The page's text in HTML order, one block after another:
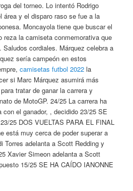
del torneo. Lo intentó Rodrigo
área y el disparo raso se fue a la
Moncayola tiene que buscar el
reza la camiseta conmemorativa que
Saludos cordiales. Márquez celebra a
sería campeón en estos
camisetas futbol 2022 la
si Marc Márquez asumirá más
tratar de ganar la carrera y
de MotoGP. 24/25 La carrera ha
el ganador, , decidido 23/25 SE
25 DOS VUELTAS PARA EL FINAL
está muy cerca de poder superar a
Torres adelanta a Scott Redding y
Xavier Simeon adelanta a Scott
15/25 SE HA CAÍDO IANONNE